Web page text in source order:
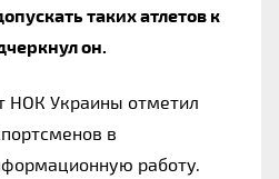
таких атлетов к
он.
НОК Украины отметил
в
работу.